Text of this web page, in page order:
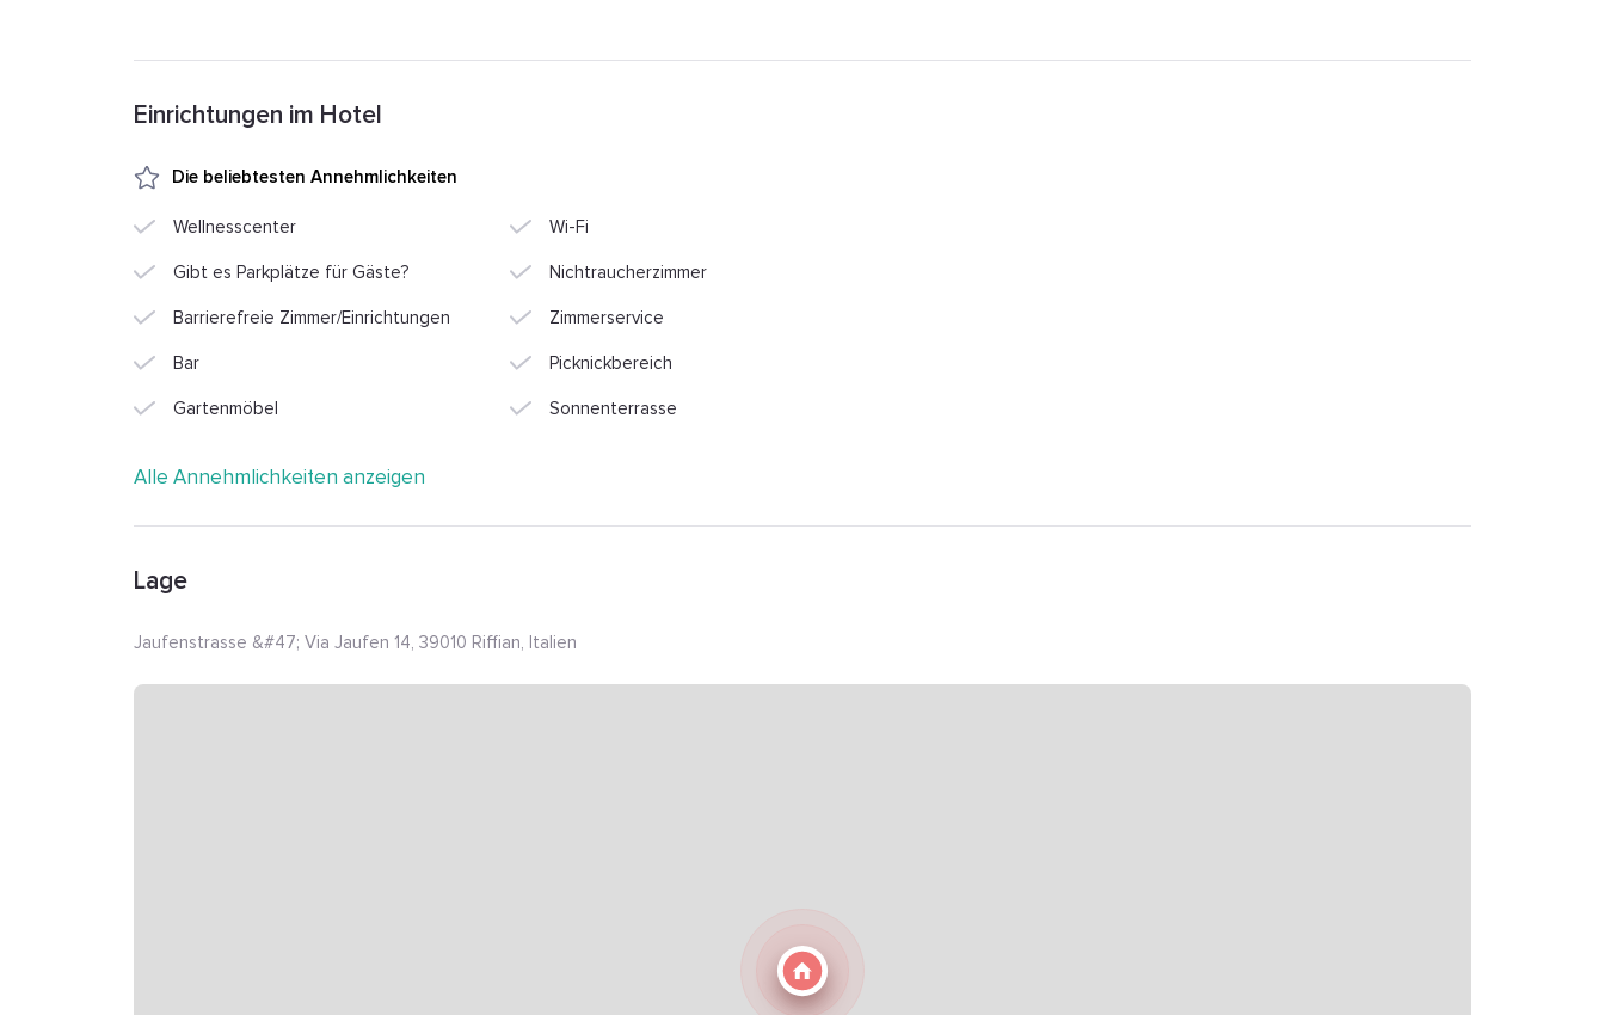
Einrichtungen im Hotel
Die beliebtesten Annehmlichkeiten
Wellnesscenter Wi-Fi
Gibt es Parkplätze für Gäste? Nichtraucherzimmer
Barrierefreie Zimmer/Einrichtungen Zimmerservice
Bar Picknickbereich
Gartenmöbel Sonnenterrasse
Alle Annehmlichkeiten anzeigen
Lage
Jaufenstrasse &#47; Via Jaufen 14, 39010 Riffian, Italien